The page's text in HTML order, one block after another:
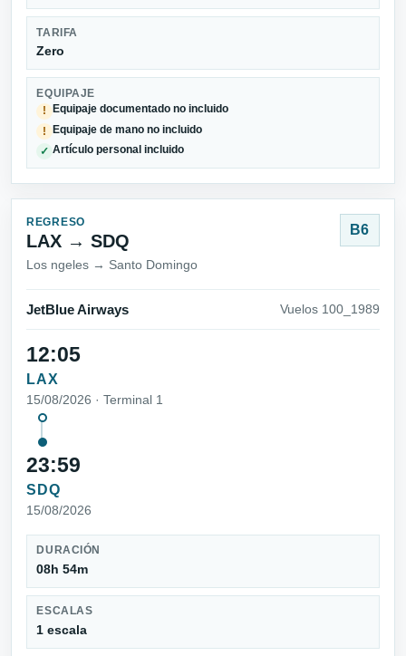
TARIFA
Zero
EQUIPAJE
!
Equipaje documentado no incluido
! Equipaje de mano no incluido
✓ Artículo personal incluido
REGRESO
LAX → SDQ
Los ngeles → Santo Domingo
B6
JetBlue Airways Vuelos 100_1989
12:05
LAX
15/08/2026 · Terminal 1
23:59
SDQ
15/08/2026
DURACIÓN
08h 54m
ESCALAS
1 escala